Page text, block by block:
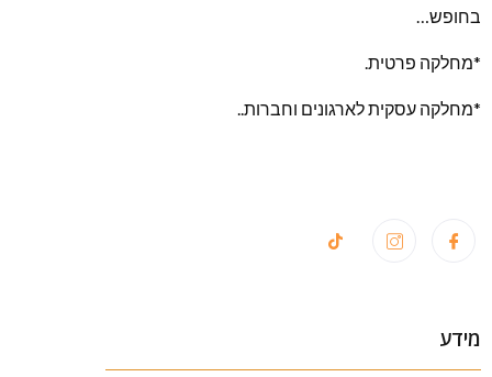
בחופש…
*מחלקה פרטית.
*מחלקה עסקית לארגונים וחברות..
מידע